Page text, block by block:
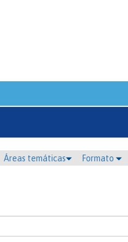
Áreas temáticas Formato